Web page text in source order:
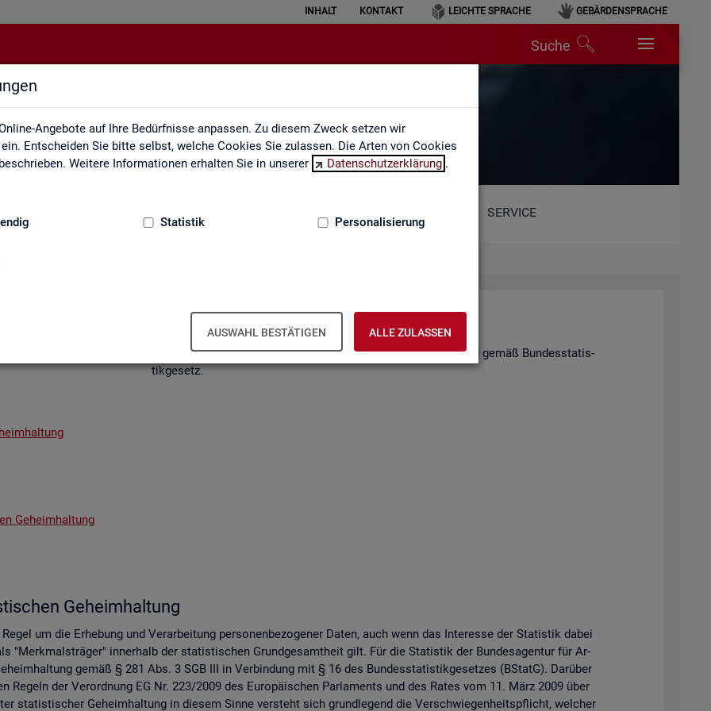
Angebote auf Ihre Bedürfnisse anpassen. Zu diesem Zweck setzen wir
Entscheiden Sie bitte selbst, welche Cookies Sie zulassen. Die Arten von Cookies
Weitere Informationen erhalten Sie in unserer
Datenschutzerklärung .
Statistik Personalisierung
AUSWAHL BESTÄTIGEN ALLE ZULASSEN
INHALT KONTAKT LEICHTE SPRACHE GEBÄRDENSPRACHE
Suche
Statistische Geheimhaltung
SERVICE
Geheimhaltung
Sta­tis­ti­sche Ge­heim­hal­tung
des Da­ten­schut­zes für So­zi­al­da­ten und die Grund­sät­ze der Sta­tis­ti­schen Ge­heim­hal­tung gemäß Bun­des­sta­tis­
tik­ge­setz.
Ge­heim­hal­tung
Ge­heim­hal­tung
um die Er­he­bung und Ver­ar­bei­tung per­so­nen­be­zo­ge­ner Daten, auch wenn das In­ter­es­se der Sta­tis­tik dabei
"Merk­mals­trä­ger" in­ner­halb der sta­tis­ti­schen Grund­ge­samt­heit gilt. Für die Sta­tis­tik der Bun­des­agen­tur für Ar­
gemäß § 281 Abs. 3 SGB III in Ver­bin­dung mit § 16 des Bun­des­sta­tis­tik­ge­set­zes (BStatG). Dar­über
der Ver­ord­nung EG Nr. 223/2009 des Eu­ro­päi­schen Par­la­ments und des Rates vom 11. März 2009 über
sta­tis­ti­scher Ge­heim­hal­tung in die­sem Sinne ver­steht sich grund­le­gend die Ver­schwie­gen­heits­pflicht, wel­cher